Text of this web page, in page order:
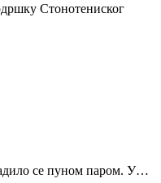
Стонотениског
се пуном паром. У…